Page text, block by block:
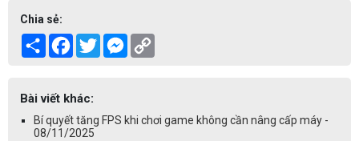
Chia sẻ:
Share Facebook
TwitterMessenger
Bài viết khác:
Bí quyết tăng FPS khi chơi game không cần nâng cấp máy -
08/11/2025